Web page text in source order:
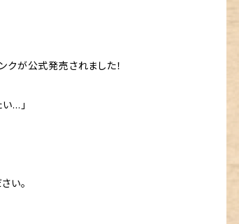
クが公式発売されました！
…」
い。